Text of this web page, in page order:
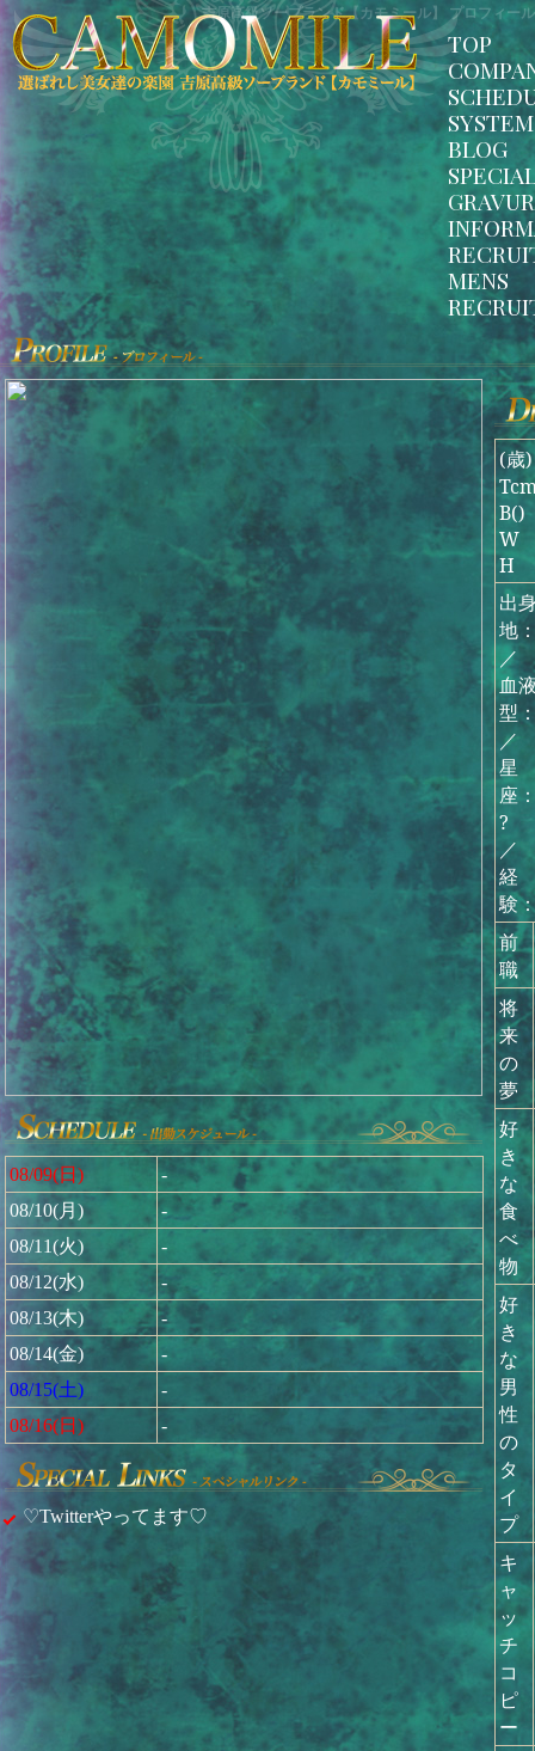
吉原高級ソープランド【カモミール】 プロフィール
TOP
SYSTEM
BLOG
MENS
08/09(日)
-
08/10(月)
-
08/11(火)
-
08/12(水)
-
08/13(木)
-
08/14(金)
-
08/15(土)
-
08/16(日)
-
♡Twitterやってます♡
(歳)
B()
W
H
出
地
血
型
星
座
?
経
験
前
職
将
来
の
夢
好
き
な
食
べ
物
好
き
な
男
性
の
タ
イ
プ
キ
ャ
ッ
チ
コ
ピ
ー